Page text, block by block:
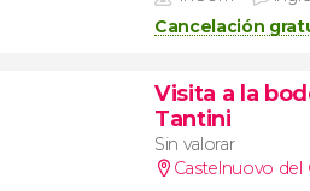
Cancelación
Visita a la
Tantini
Sin valorar
Castelnuovo del